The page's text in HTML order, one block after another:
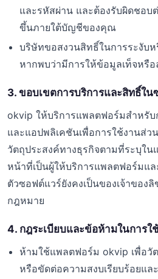
และรหัสผ่าน และต้องรับผิดชอบ
ขึ้นภายใต้บัญชีของคุณ
บริษัทขอสงวนสิทธิ์ในการระงับ
หากพบว่ามีการให้ข้อมูลเท็จหรื
3. ขอบเขตการบริการและสิทธิ์ใ
okvip ให้บริการแพลตฟอร์มสำหรั
และแอปพลิเคชันเพื่อการใช้งานส่ว
วัตถุประสงค์ทางธุรกิจตามที่ระบุใ
หน้าที่เป็นผู้ให้บริการแพลตฟอร์มแ
ตัวซอฟต์แวร์ยังคงเป็นของเจ้าของ
กฎหมาย
4. กฎระเบียบและข้อห้ามในการใ
ห้ามใช้แพลตฟอร์ม okvip เพื่อวั
หรือขัดต่อความสงบเรียบร้อยแล